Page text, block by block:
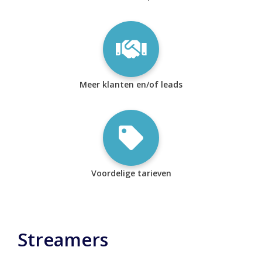
Meer klanten en/of leads
Voordelige tarieven
Streamers